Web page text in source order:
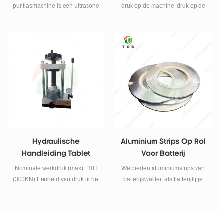
Aluminium En
puntlasmachine is een ultrasone
elektrodeplaten aluminiumfolie
en al tab op stroomcollectoren
om li-ionzakjescellen en
cilindercellen voor te bereiden in
r & amp; d-laboratoria en
productielijnen.
druk op de machine, druk op de
industrie ,elektronische indutrical
,eletrical,klok industrie
manufacturing en de onderdelen
monteren.
Hydraulische
Handleiding Tablet
Press Machine
Nominale werkdruk (max) : 30T
(300KN) Eenheid van druk in het
Aluminium Strips Op Rol
Voor Batterij
We bieden aluminiumstrips van
batterijkwaliteit als batterijlipje